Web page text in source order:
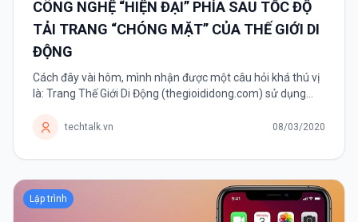
CÔNG NGHỆ “HIỆN ĐẠI” PHÍA SAU TỐC ĐỘ
TẢI TRANG “CHÓNG MẶT” CỦA THẾ GIỚI DI
ĐỘNG
Cách đây vài hôm, mình nhận được một câu hỏi khá thú vị
là: Trang Thế Giới Di Động (thegioididong.com) sử dụng
mất vài...techtalk.vn 08/03/2020
Lập trình